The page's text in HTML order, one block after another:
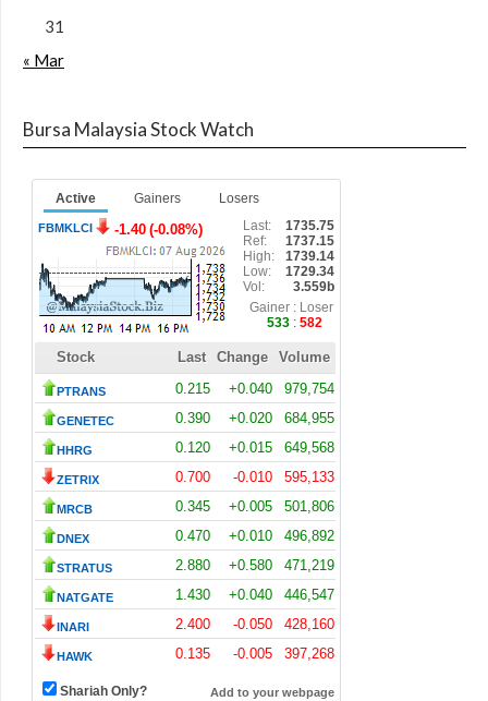
31
« Mar
Bursa Malaysia Stock Watch